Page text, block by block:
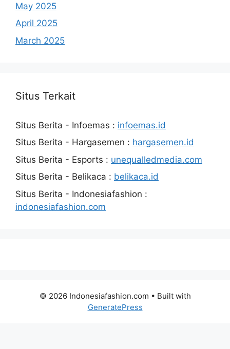
May 2025
April 2025
March 2025
Situs Terkait
Situs Berita - Infoemas : infoemas.id
Situs Berita - Hargasemen : hargasemen.id
Situs Berita - Esports : unequalledmedia.com
Situs Berita - Belikaca : belikaca.id
Situs Berita - Indonesiafashion :
indonesiafashion.com
© 2026 Indonesiafashion.com • Built with
GeneratePress